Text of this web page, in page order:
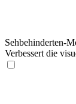
Sehbehinderten-
Verbessert die